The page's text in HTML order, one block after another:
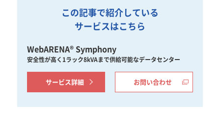
この記事で紹介している
サービスはこちら
WebARENA® Symphony
安全性が高く1ラック8kVAまで供給可能なデータセンター
サービス詳細 お問い合わせ